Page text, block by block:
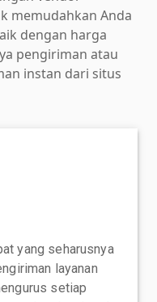
memudahkan Anda
dengan harga
pengiriman atau
instan dari situs
yang seharusnya
layanan
setiap